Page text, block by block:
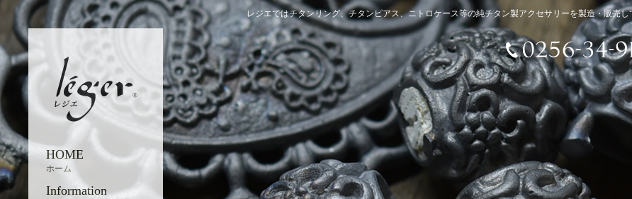
レジエではチタンリング、チタンピアス、ニトロケース等の純チタン製アクセサリーを製造・販売
HOME
ホーム
Information